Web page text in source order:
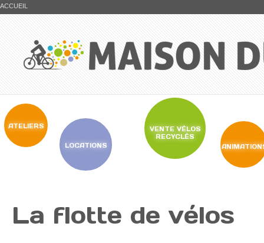
ACCUEIL
ATELIERS
LOCATIONS
VENTE VÉLOS
RECYCLÉS
La flotte de vélos